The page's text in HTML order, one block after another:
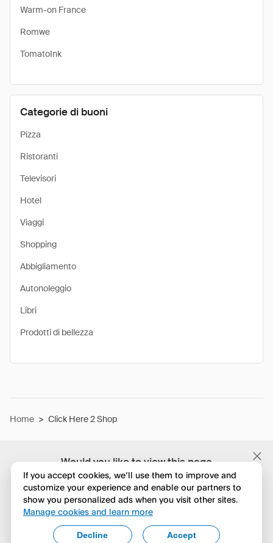
Would you like to view this page
in English?
No, continua a esplorare
Yes, change to English
Warm-on France
Romwe
TomatoInk
Categorie di buoni
Pizza
Ristoranti
Televisori
Hotel
Viaggi
Shopping
Abbigliamento
Autonoleggio
Libri
Prodotti di bellezza
Home > Click Here 2 Shop
If you accept cookies, we’ll use them to improve and
customize your experience and enable our partners to
show you personalized ads when you visit other sites.
Manage cookies and learn more
Accept
Decline